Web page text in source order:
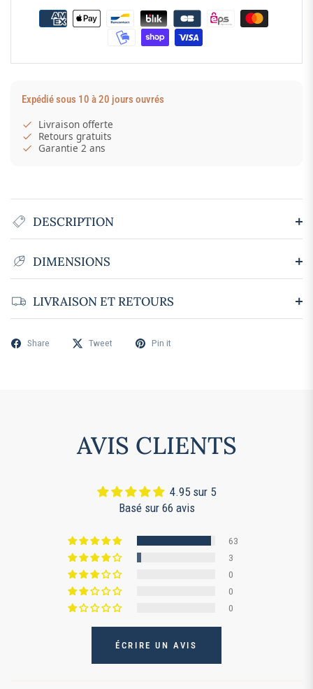
Expédié sous 10 à 20 jours ouvrés
Livraison offerte
Retours gratuits
Garantie 2 ans
DESCRIPTION
DIMENSIONS
LIVRAISON ET RETOURS
Share Tweet Pin it
AVIS CLIENTS
4.95 sur 5
Basé sur 66 avis
63
3
0
0
0
ÉCRIRE UN AVIS